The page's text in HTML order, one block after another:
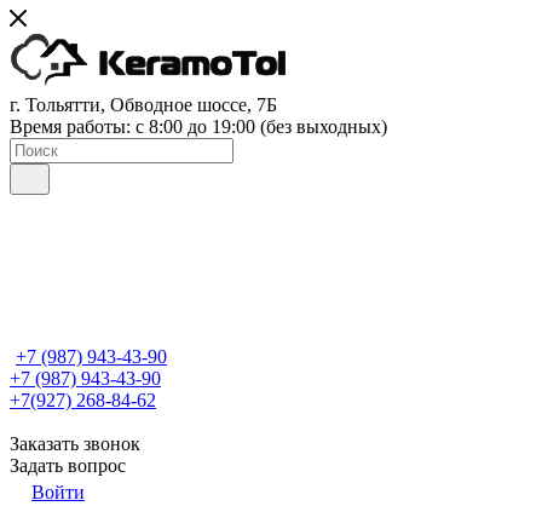
г. Тольятти, Обводное шоссе, 7Б
Время работы: c 8:00 до 19:00 (без выходных)
+7 (987) 943-43-90
+7 (987) 943-43-90
+7(927) 268-84-62
Заказать звонок
Задать вопрос
Войти